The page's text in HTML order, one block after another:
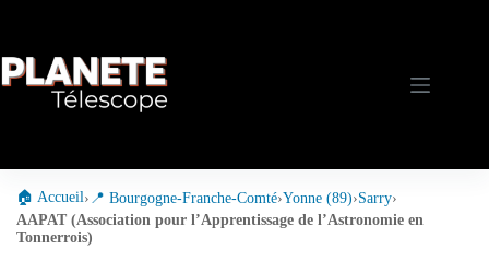
🏠 Accueil› 📍 Bourgogne-Franche-Comté›Yonne (89)›Sarry›
AAPAT (Association pour l’Apprentissage de l’Astronomie en
Tonnerrois)